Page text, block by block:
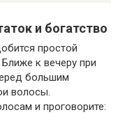
и богатство
простой
Ближе к вечеру при
большим
волосы.
и проговорите: